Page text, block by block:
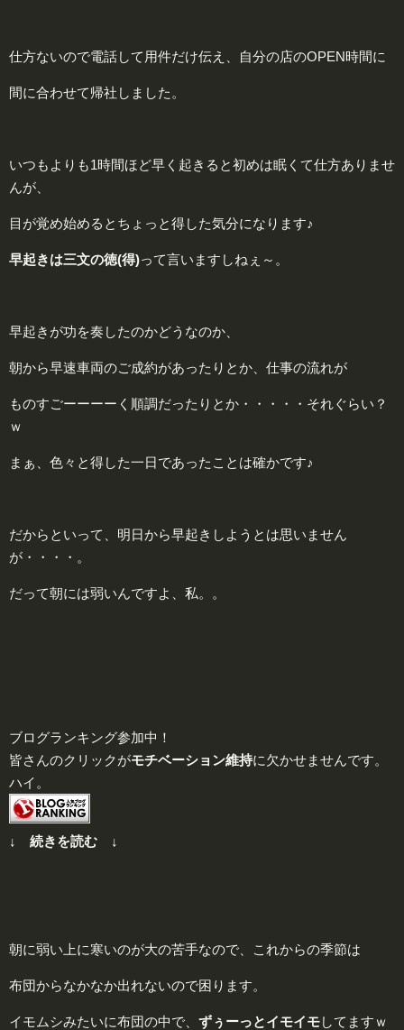
仕方ないので電話して用件だけ伝え、自分の店のOPEN時間に
間に合わせて帰社しました。
いつもよりも1時間ほど早く起きると初めは眠くて仕方ありませ
んが、
目が覚め始めるとちょっと得した気分になります♪
早起きは三文の徳(得)って言いますしねぇ～。
早起きが功を奏したのかどうなのか、
朝から早速車両のご成約があったりとか、仕事の流れが
ものすごーーーーく順調だったりとか・・・・・それぐらい？
ｗ
まぁ、色々と得した一日であったことは確かです♪
だからといって、明日から早起きしようとは思いません
が・・・・。
だって朝には弱いんですよ、私。。
ブログランキング参加中！
皆さんのクリックがモチベーション維持に欠かせませんです。
ハイ。
↓ 続きを読む ↓
朝に弱い上に寒いのが大の苦手なので、これからの季節は
布団からなかなか出れないので困ります。
イモムシみたいに布団の中で、 ずぅーっとイモイモしてますｗ